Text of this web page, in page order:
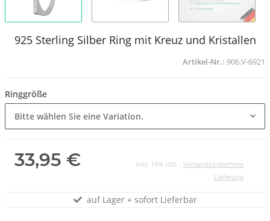
925 Sterling Silber Ring mit Kreuz und Kristallen
Artikel-Nr.: 906.V-6921
Ringgröße
Bitte wählen Sie eine Variation.
33,95 € inkl. 19% USt. , Versandkostenfreie
Lieferung
auf Lager + sofort Lieferbar